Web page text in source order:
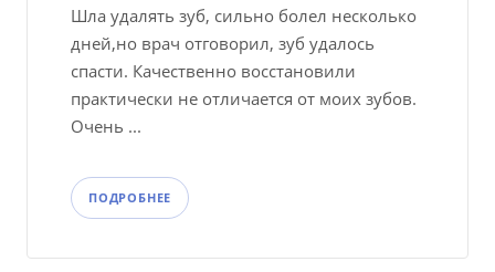
Шла удалять зуб, сильно болел несколько
дней,но врач отговорил, зуб удалось
спасти. Качественно восстановили
практически не отличается от моих зубов.
Очень ...
ПОДРОБНЕЕ